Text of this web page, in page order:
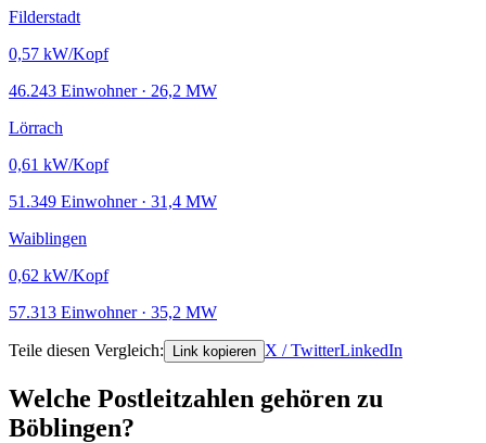
Filderstadt
0,57 kW/Kopf
46.243 Einwohner · 26,2 MW
Lörrach
0,61 kW/Kopf
51.349 Einwohner · 31,4 MW
Waiblingen
0,62 kW/Kopf
57.313 Einwohner · 35,2 MW
Teile diesen Vergleich: Link kopieren X / TwitterLinkedIn
Welche Postleitzahlen gehören zu
Böblingen?